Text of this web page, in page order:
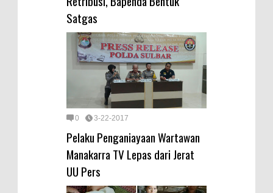
Satgas
0 3-22-2017
Pelaku Penganiayaan Wartawan
Manakarra TV Lepas dari Jerat
UU Pers